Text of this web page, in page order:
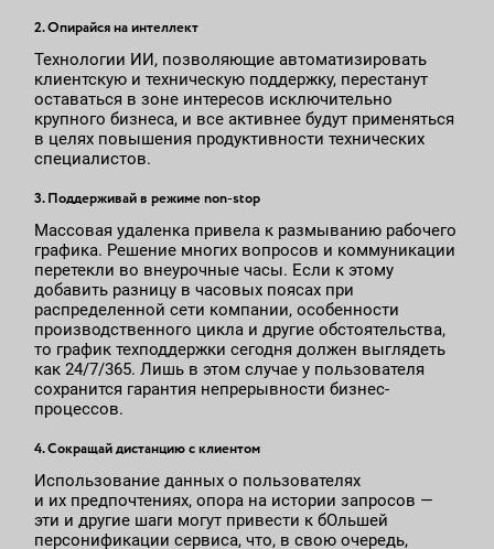
2. Опирайся на интеллект
Технологии ИИ, позволяющие автоматизировать
клиентскую и техническую поддержку, перестанут
оставаться в зоне интересов исключительно
крупного бизнеса, и все активнее будут применяться
в целях повышения продуктивности технических
специалистов.
3. Поддерживай в режиме non-stop
Массовая удаленка привела к размыванию рабочего
графика. Решение многих вопросов и коммуникации
перетекли во внеурочные часы. Если к этому
добавить разницу в часовых поясах при
распределенной сети компании, особенности
производственного цикла и другие обстоятельства,
то график техподдержки сегодня должен выглядеть
как 24/7/365. Лишь в этом случае у пользователя
сохранится гарантия непрерывности бизнес-
процессов.
4. Сокращай дистанцию с клиентом
Использование данных о пользователях
и их предпочтениях, опора на истории запросов —
эти и другие шаги могут привести к бОльшей
персонификации сервиса, что, в свою очередь,